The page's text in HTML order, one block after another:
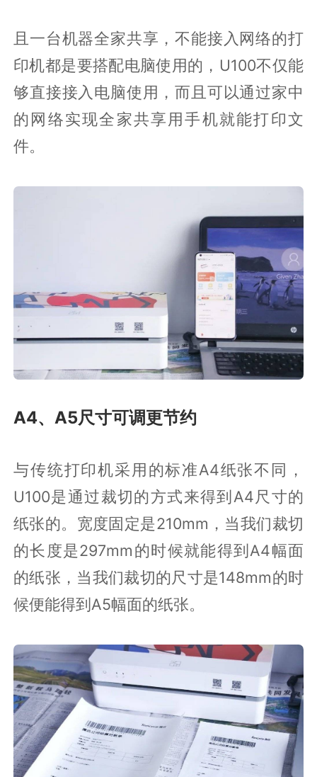
且一台机器全家共享，不能接入网络的打
印机都是要搭配电脑使用的，U100不仅能
够直接接入电脑使用，而且可以通过家中
的网络实现全家共享用手机就能打印文
件。
A4、A5尺寸可调更节约
与传统打印机采用的标准A4纸张不同，
U100是通过裁切的方式来得到A4尺寸的
纸张的。宽度固定是210mm，当我们裁切
的长度是297mm的时候就能得到A4幅面
的纸张，当我们裁切的尺寸是148mm的时
候便能得到A5幅面的纸张。